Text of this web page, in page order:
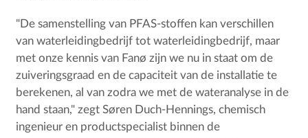
"De samenstelling van PFAS-stoffen kan verschillen
van waterleidingbedrijf tot waterleidingbedrijf, maar
met onze kennis van Fanø zijn we nu in staat om de
zuiveringsgraad en de capaciteit van de installatie te
berekenen, al van zodra we met de wateranalyse in de
hand staan," zegt Søren Duch-Hennings, chemisch
ingenieur en productspecialist binnen de